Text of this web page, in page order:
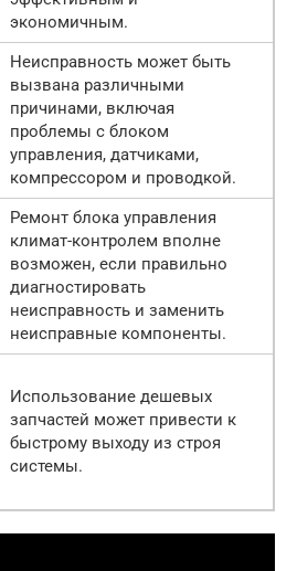
экономичным.
Неисправность может быть
вызвана различными
причинами, включая
проблемы с блоком
управления, датчиками,
компрессором и проводкой.
Ремонт блока управления
климат-контролем вполне
возможен, если правильно
диагностировать
неисправность и заменить
неисправные компоненты.
Использование дешевых
запчастей может привести к
быстрому выходу из строя
системы.